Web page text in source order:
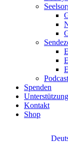
Podcast
Spenden
Unterstützung
Kontakt
Shop